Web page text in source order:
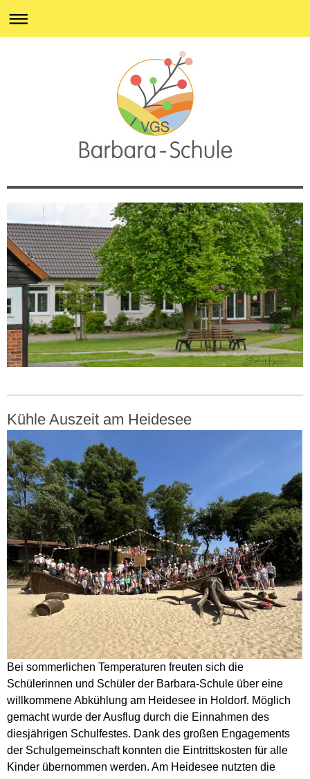
Kühle Auszeit am Heidesee
Bei sommerlichen Temperaturen freuten sich die
Schülerinnen und Schüler der Barbara-Schule über eine
willkommene Abkühlung am Heidesee in Holdorf. Möglich
gemacht wurde der Ausflug durch die Einnahmen des
diesjährigen Schulfestes. Dank des großen Engagements
der Schulgemeinschaft konnten die Eintrittskosten für alle
Kinder übernommen werden. Am Heidesee nutzten die